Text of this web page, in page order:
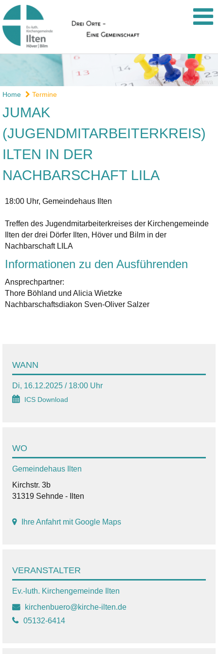
Grafik: B. Bengel, Canva
Home Termine
JUMAK
(JUGENDMITARBEITERKREIS)
ILTEN IN DER
NACHBARSCHAFT LILA
18:00 Uhr, Gemeindehaus Ilten
Treffen des Jugendmitarbeiterkreises der Kirchengemeinde
Ilten der drei Dörfer Ilten, Höver und Bilm in der
Nachbarschaft LILA
Informationen zu den Ausführenden
Ansprechpartner:
Thore Böhland und Alicia Wietzke
Nachbarschaftsdiakon Sven-Oliver Salzer
WANN
Di, 16.12.2025 / 18:00 Uhr
ICS Download
WO
Gemeindehaus Ilten
Kirchstr. 3b
31319 Sehnde - Ilten
Ihre Anfahrt mit Google Maps
VERANSTALTER
Ev.-luth. Kirchengemeinde Ilten
kirchenbuero@kirche-ilten.de
05132-6414